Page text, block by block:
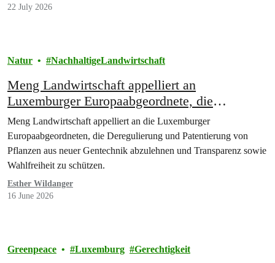
22 July 2026
Natur NachhaltigeLandwirtschaft
Meng Landwirtschaft appelliert an
Luxemburger Europaabgeordnete, die
Deregulierung und Patentierung von Pflanzen
aus neuer Gentechnik zu stoppen
Meng Landwirtschaft appelliert an die Luxemburger
Europaabgeordneten, die Deregulierung und Patentierung von
Pflanzen aus neuer Gentechnik abzulehnen und Transparenz sowie
Wahlfreiheit zu schützen.
Esther Wildanger
16 June 2026
Greenpeace Luxemburg Gerechtigkeit